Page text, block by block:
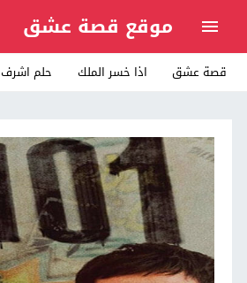
موقع قصة عشق
قصة عشق اذا خسر الملك حلم اشرف